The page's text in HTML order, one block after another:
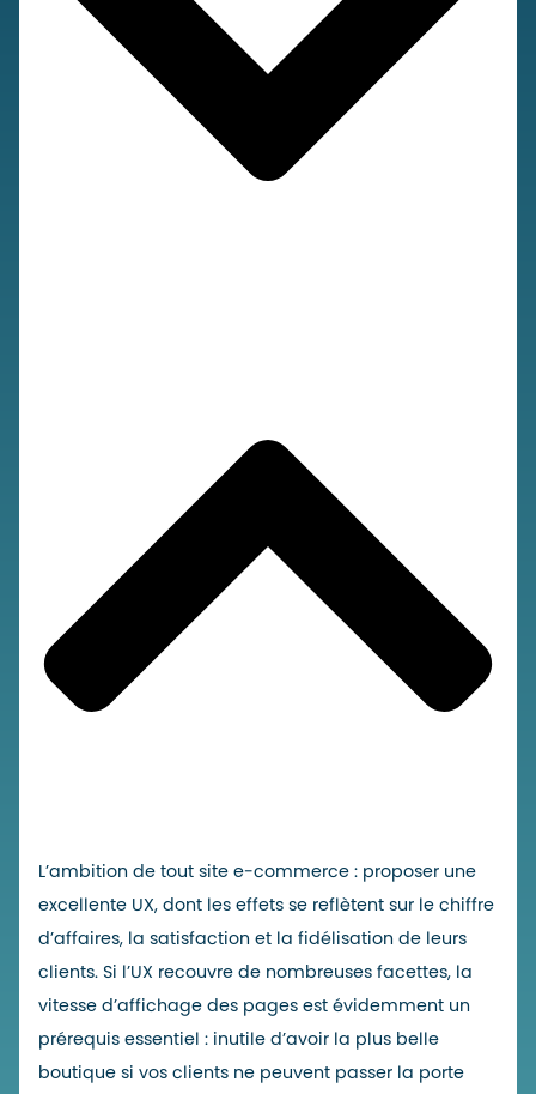
L’ambition de tout site e-commerce : proposer une
excellente UX, dont les effets se reflètent sur le chiffre
d’affaires, la satisfaction et la fidélisation de leurs
clients. Si l’UX recouvre de nombreuses facettes, la
vitesse d’affichage des pages est évidemment un
prérequis essentiel : inutile d’avoir la plus belle
boutique si vos clients ne peuvent passer la porte